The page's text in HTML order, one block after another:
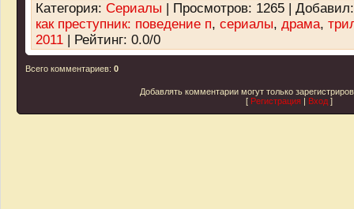
Категория: Сериалы | Просмотров: 1265 | Добавил
как преступник: поведение п, сериалы, драма,
2011 | Рейтинг: 0.0/0
Всего комментариев: 0
Добавлять комментарии могут только
[ Регистрация | Вход ]